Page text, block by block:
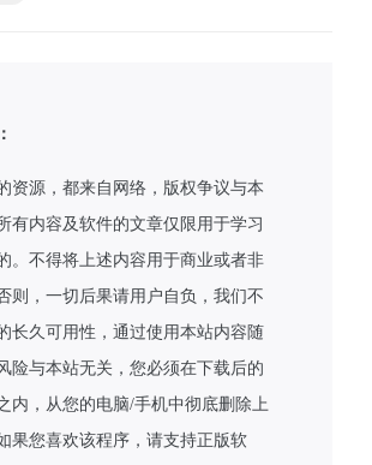
资源，都来自网络，版权争议与本
有内容及软件的文章仅限用于学习
。不得将上述内容用于商业或者非
则，一切后果请用户自负，我们不
长久可用性，通过使用本站内容随
险与本站无关，您必须在下载后的
内，从您的电脑/手机中彻底删除上
果您喜欢该程序，请支持正版软